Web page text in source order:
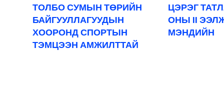
ТОЛБО СУМЫН ТӨРИЙН
БАЙГУУЛЛАГУУДЫН
ХООРОНД СПОРТЫН
ТЭМЦЭЭН АМЖИЛТТАЙ
ЦЭРЭГ
ОНЫ II
МЭНДИЙН